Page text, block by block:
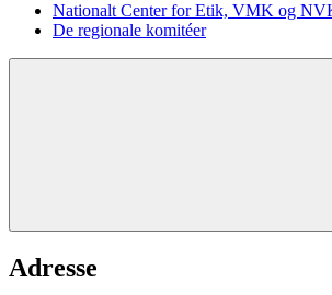
Nationalt Center for Etik, VMK og
De regionale komitéer
Adresse